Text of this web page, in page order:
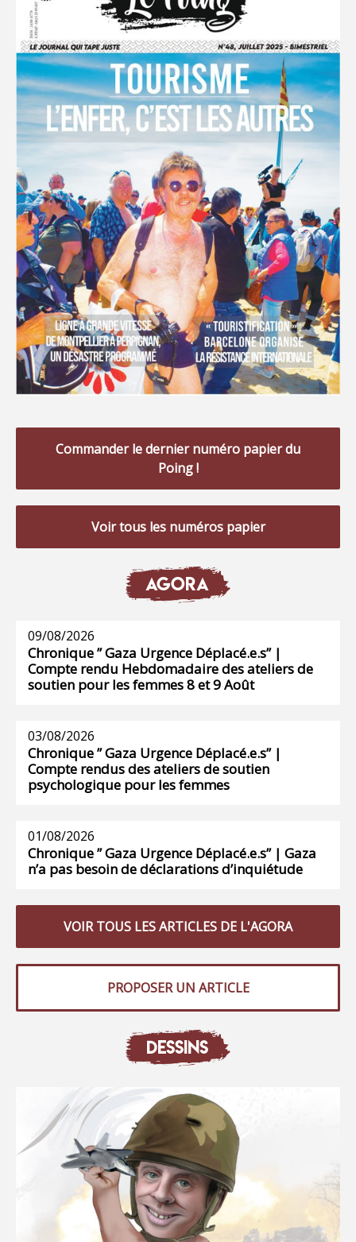
Commander le dernier numéro papier du
Poing !
Voir tous les numéros papier
AGORA
09/08/2026
Chronique ” Gaza Urgence Déplacé.e.s” |
Compte rendu Hebdomadaire des ateliers de
soutien pour les femmes 8 et 9 Août
03/08/2026
Chronique ” Gaza Urgence Déplacé.e.s” |
Compte rendus des ateliers de soutien
psychologique pour les femmes
01/08/2026
Chronique ” Gaza Urgence Déplacé.e.s” | Gaza
n’a pas besoin de déclarations d’inquiétude
VOIR TOUS LES ARTICLES DE L'AGORA
PROPOSER UN ARTICLE
DESSINS